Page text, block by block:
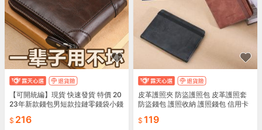
【可開統編】現貨 快速發貨 特價 20
23年新款錢包男短款拉鏈零錢袋小錢
216
皮革護照夾 防盜護照包 皮革護照套
防盜錢包 護照收納 護照錢包 信用卡
旅行119